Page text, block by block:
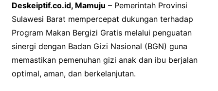
Deskeiptif.co.id, Mamuju – Pemerintah Provinsi
Sulawesi Barat mempercepat dukungan terhadap
Program Makan Bergizi Gratis melalui penguatan
sinergi dengan Badan Gizi Nasional (BGN) guna
memastikan pemenuhan gizi anak dan ibu berjalan
optimal, aman, dan berkelanjutan.